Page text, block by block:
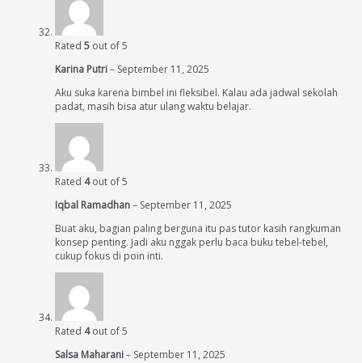
Rated 5 out of 5
Karina Putri– September 11, 2025
Aku suka karena bimbel ini fleksibel. Kalau ada jadwal sekolah
padat, masih bisa atur ulang waktu belajar.
Rated 4out of 5
Iqbal Ramadhan– September 11, 2025
Buat aku, bagian paling berguna itu pas tutor kasih rangkuman
konsep penting. Jadi aku nggak perlu baca buku tebel-tebel,
cukup fokus di poin inti.
Rated 4out of 5
Salsa Maharani– September 11, 2025